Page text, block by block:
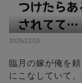
2025/12/15
臨月の嫁が俺を
にこなしていて